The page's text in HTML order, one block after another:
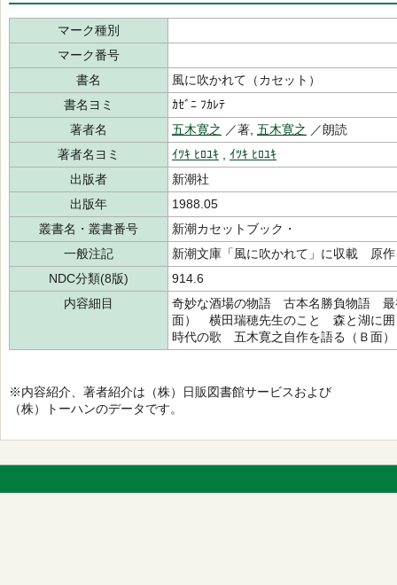
マーク種別
マーク番号
書名
風に吹かれて（カセット）
書名ヨミ
ｶｾﾞﾆ ﾌｶﾚﾃ
著者名
五木寛之 ／著, 五木寛之 ／朗読
著者名ヨミ
ｲﾂｷ ﾋﾛﾕｷ
ｲﾂｷ ﾋﾛﾕｷ
出版者
新潮社
出版年
1988.05
叢書名・叢書番号
新潮カセットブック・
一般注記
新潮文庫「風に吹かれて」に収載 原作
NDC分類(8版)
914.6
内容細目
奇妙な酒場の物語 古本名勝負物語
面） 横田瑞穂先生のこと 森と湖に
時代の歌 五木寛之自作を語る（Ｂ面）
※内容紹介、著者紹介は（株）日販図書館サービスおよび
（株）トーハンのデータです。